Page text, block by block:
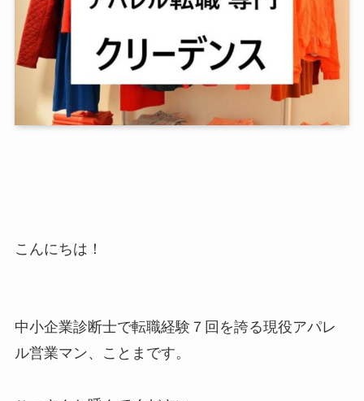
こんにちは！
中小企業診断士で転職経験７回を誇る現役アパレ
ル営業マン、ことまです。